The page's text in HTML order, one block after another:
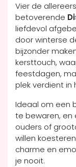
Vier de
betoverende
liefdevol
door winterse
bijzonder
kersttouch,
feestdagen,
plek verdient in
Ideaal om een
te bewaren, en
ouders of
willen
charme en
je nooit.